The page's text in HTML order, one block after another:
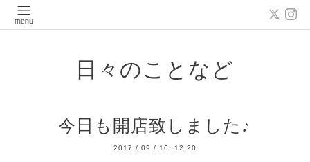
日々のことなど
今日も開店致しました♪
2017 / 09 / 16 12:20